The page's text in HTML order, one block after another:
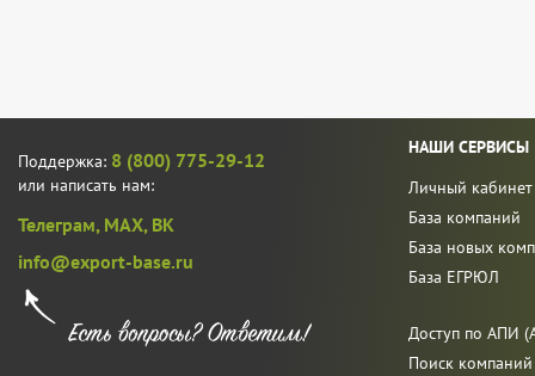
Поддержка: 8 (800) 775-29-12
или написать нам:
Телеграм, MAX, ВК
info@export-base.ru
НАШИ СЕРВИСЫ
Личный кабинет
База компаний
База новых
База ЕГРЮЛ
Доступ по АПИ
Поиск